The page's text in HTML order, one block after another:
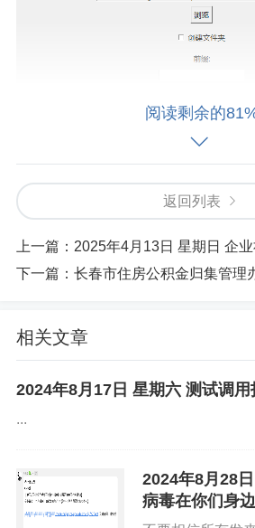
第四步：
阅读剩余的
返回列表
上一篇： 2025年4月13日 星期日 企业社保合
下一篇： 长春市住房公积金归集管理
相关文章
2024年8月17日 星期六 测试调用
...
2024年8月28
病毒在你们身边